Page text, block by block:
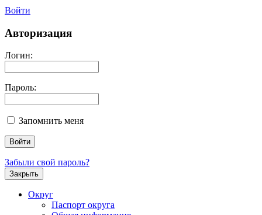
Войти
Авторизация
Логин:
Пароль:
Запомнить меня
Забыли свой пароль?
Закрыть
Округ
Паспорт округа